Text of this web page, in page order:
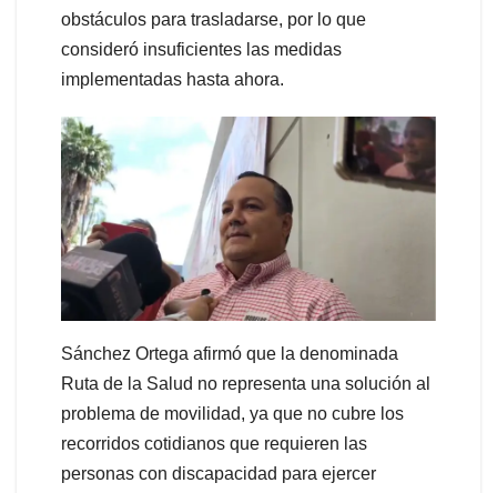
obstáculos para trasladarse, por lo que
consideró insuficientes las medidas
implementadas hasta ahora.
Sánchez Ortega afirmó que la denominada
Ruta de la Salud no representa una solución al
problema de movilidad, ya que no cubre los
recorridos cotidianos que requieren las
personas con discapacidad para ejercer